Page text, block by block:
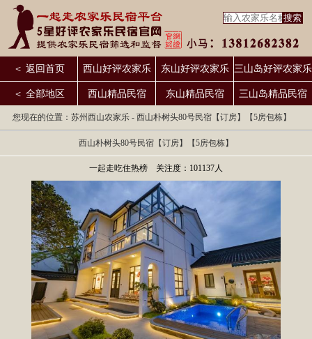
＜ 返回首页 西山好评农家乐 东山好评农家乐 三山岛好评农家乐
＜ 全部地区 西山精品民宿 东山精品民宿 三山岛精品民宿
您现在的位置： 苏州西山农家乐- 西山朴树头80号民宿【订房】【5房包栋】
西山朴树头80号民宿【订房】【5房包栋】
一起走吃住热榜 关注度：101137人